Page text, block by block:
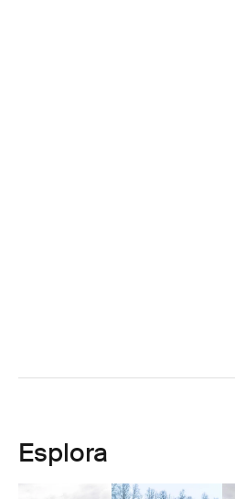
Esplora